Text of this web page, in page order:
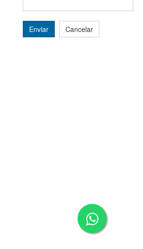
Enviar Cancelar